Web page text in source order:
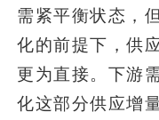
需紧平衡状态，
化的前提下，供
更为直接。下游
化这部分供应增